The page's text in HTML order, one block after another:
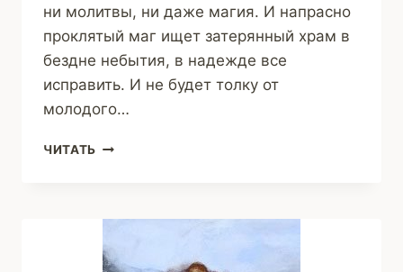
ни молитвы, ни даже магия. И напрасно
проклятый маг ищет затерянный храм в
бездне небытия, в надежде все
исправить. И не будет толку от
молодого…
ЧИТАТЬ ЗАПРЕТНАЯ